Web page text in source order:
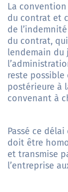
La
du contrat et
de
du contrat,
lendemain du
reste
postérieure à
convenant à
Passé ce
doit être
et transmise
l’entreprise